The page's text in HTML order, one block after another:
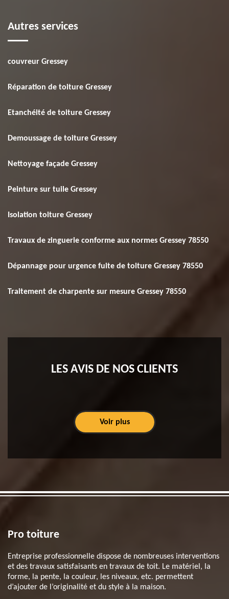
Autres services
couvreur Gressey
Réparation de toiture Gressey
Etanchéité de toiture Gressey
Demoussage de toiture Gressey
Nettoyage façade Gressey
Peinture sur tuile Gressey
Isolation toiture Gressey
Travaux de zinguerie conforme aux normes Gressey 78550
Dépannage pour urgence fuite de toiture Gressey 78550
Traitement de charpente sur mesure Gressey 78550
LES AVIS DE NOS CLIENTS
Voir plus
Pro toiture
Entreprise professionnelle dispose de nombreuses interventions
et des travaux satisfaisants en travaux de toit. Le matériel, la
forme, la pente, la couleur, les niveaux, etc. permettent
d’ajouter de l’originalité et du style à la maison.